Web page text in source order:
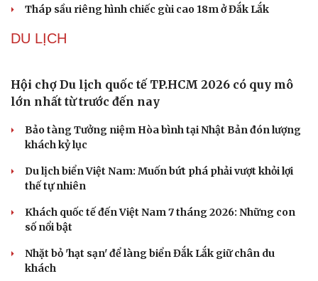
Làm đẹp - giảm cân
Ăn sạch sống khỏe
Tháp sầu riêng hình chiếc gùi cao 18m ở Đắk Lắk
DU LỊCH
Hội chợ Du lịch quốc tế TP.HCM 2026 có quy mô
lớn nhất từ trước đến nay
Bảo tàng Tưởng niệm Hòa bình tại Nhật Bản đón lượng
khách kỷ lục
Du lịch biển Việt Nam: Muốn bứt phá phải vượt khỏi lợi
thế tự nhiên
Khách quốc tế đến Việt Nam 7 tháng 2026: Những con
số nổi bật
Nhặt bỏ 'hạt sạn' để làng biển Đắk Lắk giữ chân du
khách